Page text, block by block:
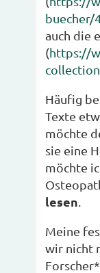
buecher/
auch die
(https://
Häufig
Texte
möchte
sie eine
möchte
lesen
Meine
wir nicht